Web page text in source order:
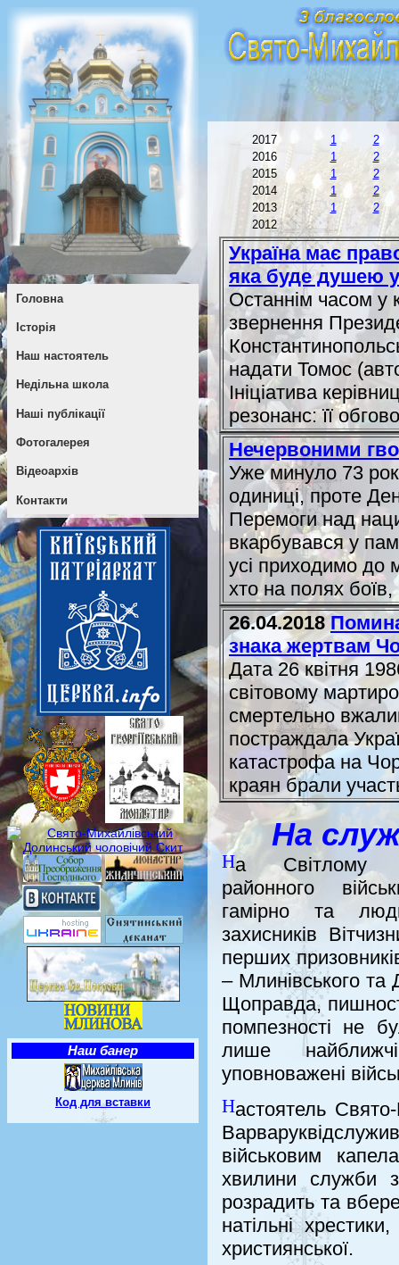
Головна
Історія
Наш настоятель
Недільна школа
Наші публікації
Фотогалерея
Відеоархів
Контакти
Наш банер
Код для вставки
2017 1
2
2016
1
2
2015
1
2
2014
1
2
2013
1
2
2012
Україна має
яка буде душею
Останнім часом у
звернення
надати Томос
Ініціатива
резонанс: її
Нечервоними
Уже минуло 73
одиниці, проте
Перемоги над
вкарбувався у
усі приходимо до
хто на полях
26.04.2018
знака жертвам
Дата 26 квітня
світовому
смертельно
постраждала
катастрофа на
краян брали
На
На Світлому
районного
гамірно та
захисників
перших
– Млинівського та
Щоправда,
помпезності не
лише
уповноважені
Настоятель
військовим
хвилини служби
розрадить та
натільні
християнської.